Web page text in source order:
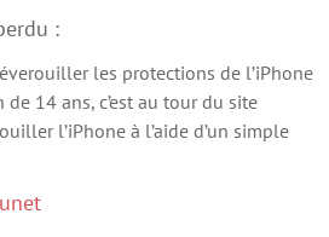
:
les protections de l’iPhone
14 ans, c’est au tour du site
l’iPhone à l’aide d’un simple